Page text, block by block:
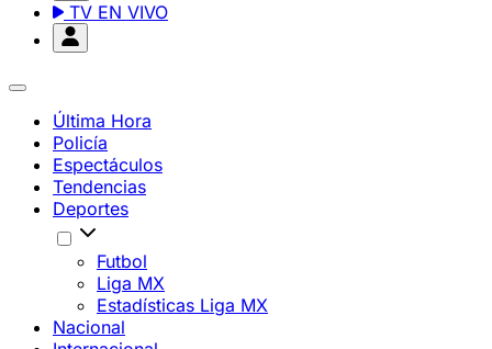
TV EN VIVO
Última Hora
Policía
Espectáculos
Tendencias
Deportes
Futbol
Liga MX
Estadísticas Liga MX
Nacional